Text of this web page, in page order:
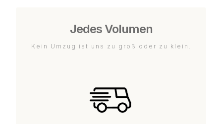
Jedes Volumen
Kein Umzug ist uns zu groß oder zu klein.